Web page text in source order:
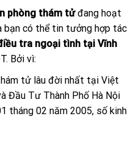
phòng thám tửđang hoạt
bạn có thể tin tưởng hợp tác
tra ngoại tình tại Vĩnh
Bởi vì:
tử lâu đời nhất tại Việt
Đầu Tư Thành Phố Hà Nội
tháng 02 năm 2005, số kinh